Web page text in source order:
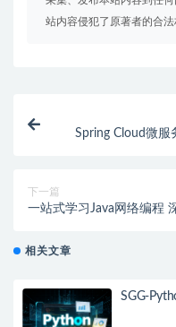
站内容侵犯了原著者的合
Spring Cloud微
下一篇
一站式学习Java网络编程
相关文章
SGG-